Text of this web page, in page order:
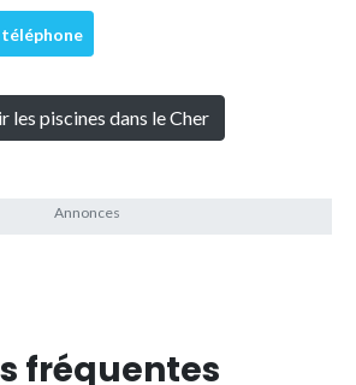
les piscines dans le Cher
fréquentes